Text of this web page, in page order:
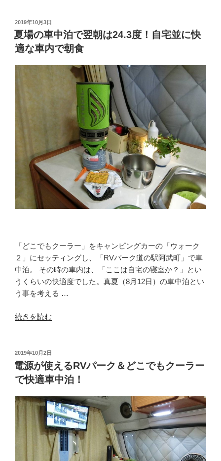
き
で
1,300
円！
車
中
地
RV
ク
の
や
荘”
の
投
稿
日:
2019年10月3日
夏場の車中泊で翌朝は24.3度！自宅並に快
適な車内で朝食
「どこでもクーラー」をキャンピングカーの「ウォーク
２」にセッティングし、「RVパーク道の駅阿武町」で車
中泊。 その時の車内は、「ここは自宅の寝室か？」とい
うくらいの快適度でした。真夏（8月12日）の車中泊とい
う事を考える …
“夏
車
中
泊
翌
度！
続きを読む
投
稿
日:
2019年10月2日
電源が使えるRVパーク＆どこでもクーラー
で快適車中泊！